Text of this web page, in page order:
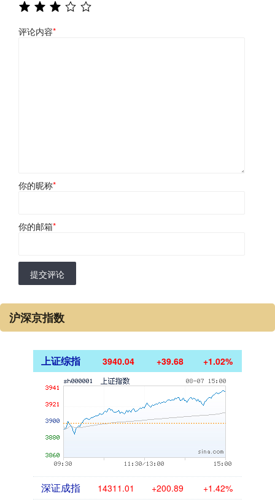
评论内容*
你的昵称*
你的邮箱*
提交评论
沪深京指数
上证综指 3940.04 +39.68 +1.02%
深证成指 14311.01 +200.89 +1.42%